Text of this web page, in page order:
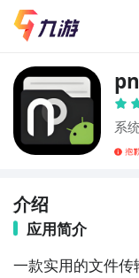
系
介绍
应用简介
一款实用的文件